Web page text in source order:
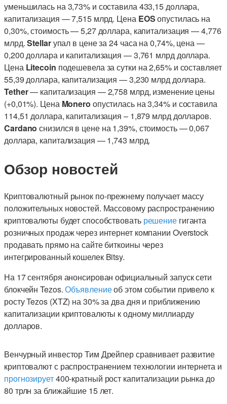
уменьшилась на 3,73% и составила 433,15 доллара,
капитализация — 7,515 млрд. Цена EOSопустилась на
0,30%, стоимость — 5,27 доллара, капитализация — 4,776
млрд.Stellarупал в цене за 24 часа на 0,74%, цена —
0,200 доллара и капитализация — 3,761 млрд доллара.
Цена Litecoin подешевела за сутки на 2,65% и составляет
55,39 доллара, капитализация — 3,230 млрд доллара.
Tether— капитализация — 2,758 млрд, изменение цены
(+0,01%). Цена Monero опустилась на 3,34% и составила
114,51 доллара, капитализация – 1,879 млрд долларов.
Cardano снизился в цене на 1,39%, стоимость — 0,067
доллара, капитализация — 1,743 млрд.
Обзор новостей
Криптовалютный рынок по-прежнему получает массу
положительных новостей. Массовому распространению
криптовалюты будет способствовать решениегиганта
розничных продаж через интернет компании Overstock
продавать прямо на сайте биткоины через
интегрированный кошелек Bitsy.
На 17 сентября анонсирован официальный запуск сети
блокчейн Tezos.Объявлениеоб этом событии привело к
росту Tezos (XTZ) на 30% за два дня и приближению
капитализации криптовалюты к одному миллиарду
долларов.
Венчурный инвестор Тим Дрейпер сравнивает развитие
криптовалют с распространением технологии интернета и
прогнозирует400-кратный рост капитализации рынка до
80 трлн за ближайшие 15 лет.